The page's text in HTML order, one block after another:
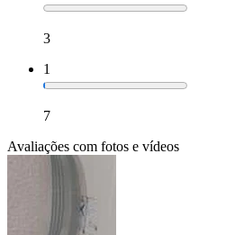
3
1
7
Avaliações com fotos e vídeos